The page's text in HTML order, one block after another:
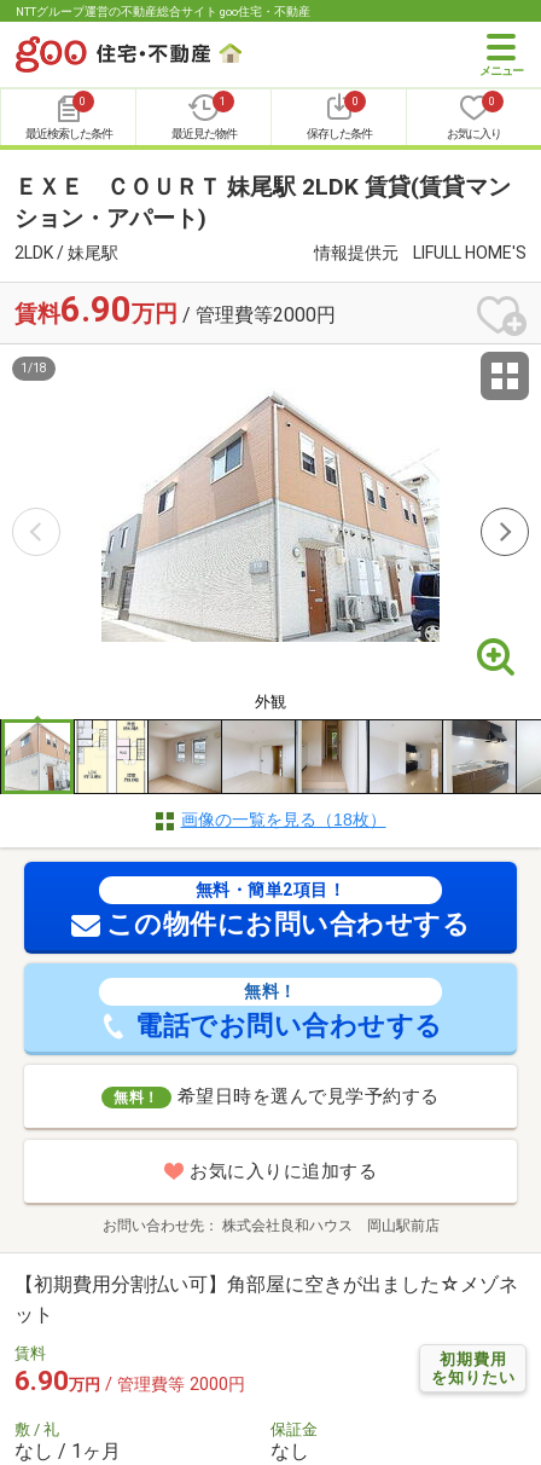
NTTグループ運営の不動産総合サイト goo住宅・不動産
0
最近検索した条件
1
最近見た物件
0
保存した条件
0
お気に入り
ＥＸＥ ＣＯＵＲＴ 妹尾駅 2LDK 賃貸(賃貸マン
ション・アパート)
2LDK / 妹尾駅 情報提供元 LIFULL HOME'S
賃料6.90万円 / 管理費等2000円
外観
1 /18
画像の一覧を見る（18枚）
無料・簡単2項目！
この物件にお問い合わせする
無料！
電話でお問い合わせする
無料！ 希望日時を選んで見学予約する
お気に入りに追加する
お問い合わせ先 株式会社良和ハウス 岡山駅前店
【初期費用分割払い可】角部屋に空きが出ました☆メゾネ
ット
初期費用
を知りたい
賃料
6.90万円 / 管理費等 2000円
敷 / 礼
なし / 1ヶ月
保証金
なし